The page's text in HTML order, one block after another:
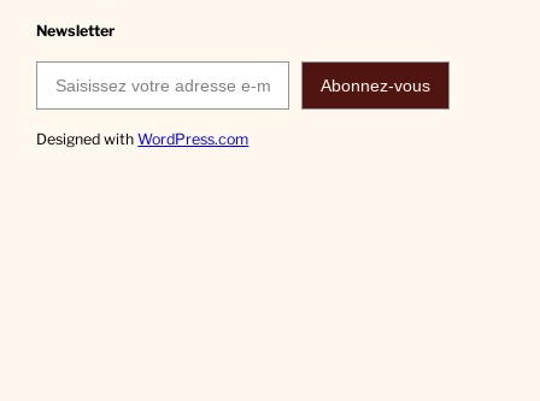
Newsletter
Saisissez votre adresse e-mail…
Abonnez-vous
Designed withWordPress.com